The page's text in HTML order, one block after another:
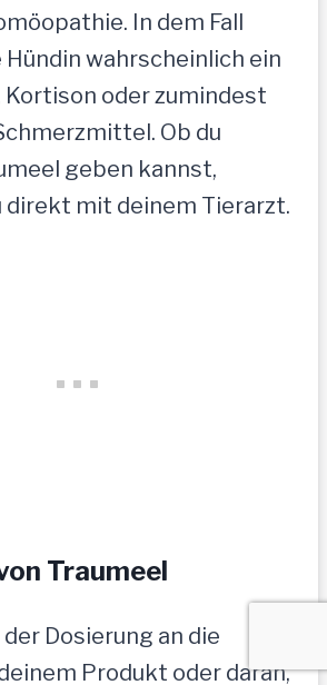
In dem Fall
wahrscheinlich ein
oder zumindest
Ob du
geben kannst,
direkt mit deinem Tierarzt.
Traumeel
Dosierung an die
Produkt oder daran,